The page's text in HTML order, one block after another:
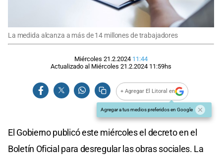
La medida alcanza a más de 14 millones de trabajadores
Miércoles 21.2.2024 11:44
Actualizado al Miércoles 21.2.2024 11:59hs
+ Agregar El Litoral en
Agregar a tus medios preferidos en Google
El Gobierno publicó este miércoles el decreto en el
Boletín Oficial para desregular las obras sociales. La